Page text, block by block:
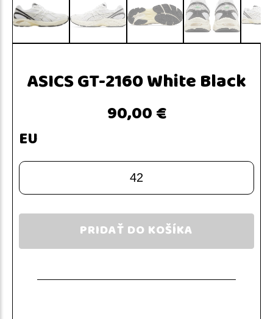
ASICS GT-2160 White Black
90,00 €
EU
42
PRIDAŤ DO KOŠÍKA